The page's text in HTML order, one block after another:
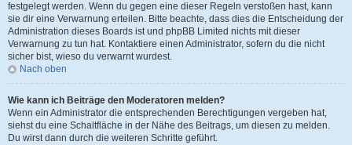
festgelegt werden. Wenn du gegen eine dieser Regeln verstoßen hast, kann
sie dir eine Verwarnung erteilen. Bitte beachte, dass dies die Entscheidung der
Administration dieses Boards ist und phpBB Limited nichts mit dieser
Verwarnung zu tun hat. Kontaktiere einen Administrator, sofern du die nicht
sicher bist, wieso du verwarnt wurdest.
Nach oben
Wie kann ich Beiträge den Moderatoren melden?
Wenn ein Administrator die entsprechenden Berechtigungen vergeben hat,
siehst du eine Schaltfläche in der Nähe des Beitrags, um diesen zu melden.
Du wirst dann durch die weiteren Schritte geführt.